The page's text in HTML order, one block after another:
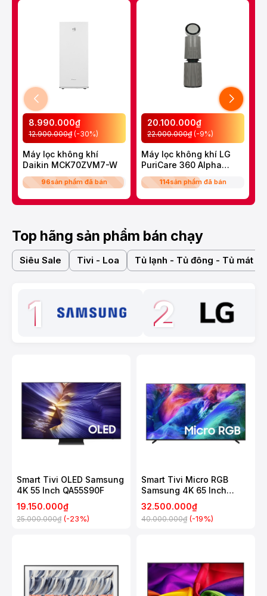
8.990.000₫
12.900.000₫ (-30%)
Máy lọc không khí
Daikin MCK70ZVM7-W
96sản phẩm đã bán
20.100.000₫
22.000.000₫ (-9%)
Máy lọc không khí LG
PuriCare 360 Alpha
Double
AS10GDBY0.ABAE
114sản phẩm đã bán
Top hãng sản phẩm bán chạy
Siêu Sale Tivi - Loa Tủ lạnh - Tủ đông - Tủ mát
1 2
Smart Tivi OLED Samsung
4K 55 Inch QA55S90F
19.150.000₫
25.000.000₫ (-23%)
Smart Tivi Micro RGB
Samsung 4K 65 Inch
MRA65R85H
32.500.000₫
40.000.000₫ (-19%)